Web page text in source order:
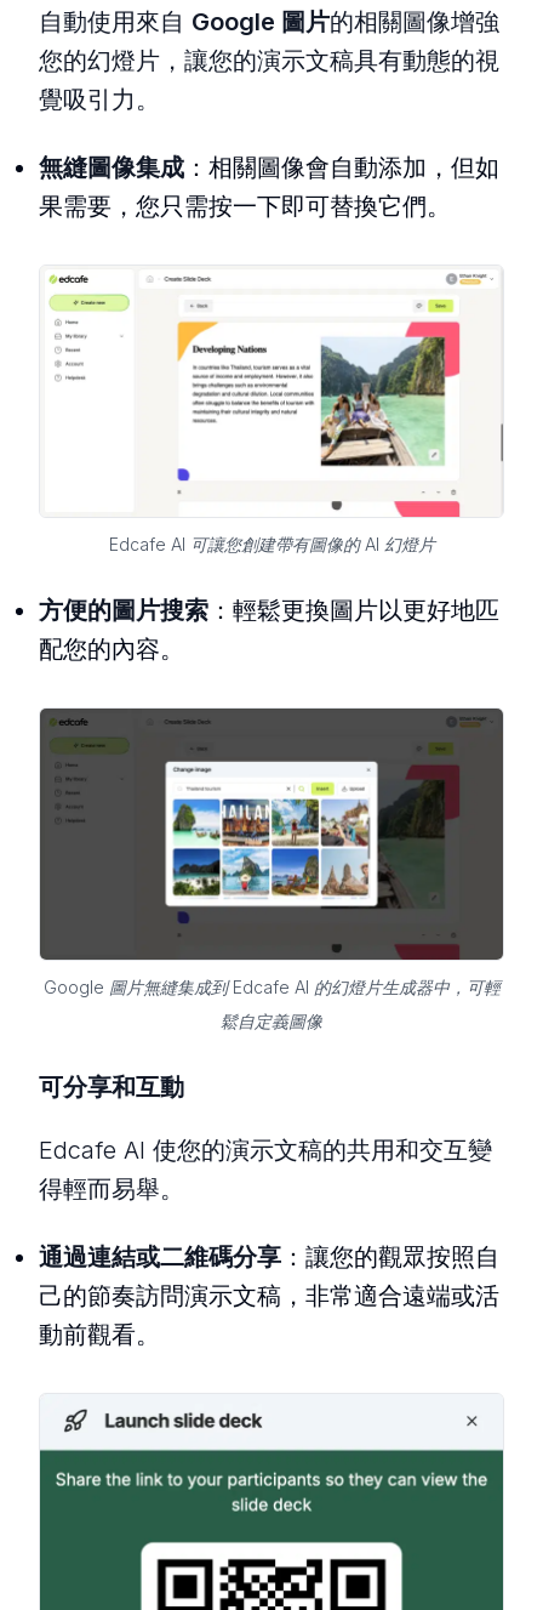
自動使用來自 Google 圖片的相關圖像增強
您的幻燈片，讓您的演示文稿具有動態的視
覺吸引力。
無縫圖像集成 ：相關圖像會自動添加，但如
果需要，您只需按一下即可替換它們。
Edcafe AI 可讓您創建帶有圖像的 AI 幻燈片
方便的圖片搜索 ：輕鬆更換圖片以更好地匹
配您的內容。
Google 圖片無縫集成到 Edcafe AI 的幻燈片生成器中，可輕
鬆自定義圖像
可分享和互動
Edcafe AI 使您的演示文稿的共用和交互變
得輕而易舉。
通過連結或二維碼分享 ：讓您的觀眾按照自
己的節奏訪問演示文稿，非常適合遠端或活
動前觀看。